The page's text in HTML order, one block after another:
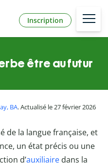
Inscription
être au futur
BA. Actualisé le 27 février 2026
de la langue française, et
un état précis ou une
d’auxiliaire dans la